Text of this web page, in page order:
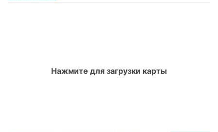
Нажмите для загрузки карты